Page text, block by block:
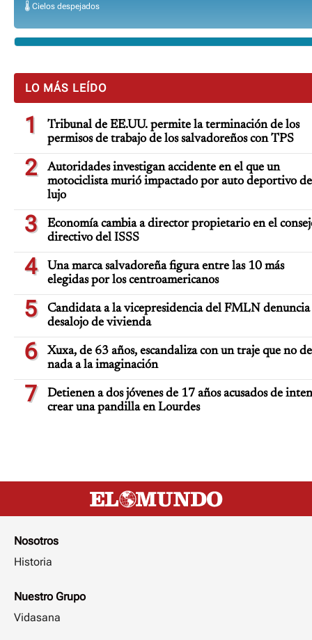
🌡️ Cielos despejados
LO MÁS LEÍDO
1
Tribunal de EE.UU. permite la terminación de los
permisos de trabajo de los salvadoreños con TPS
2
Autoridades investigan accidente en el que un
motociclista murió impactado por auto deportivo de
lujo
3
Economía cambia a director propietario en el
directivo del ISSS
4
Una marca salvadoreña figura entre las 10 más
elegidas por los centroamericanos
5
Candidata a la vicepresidencia del FMLN denuncia
desalojo de vivienda
6
Xuxa, de 63 años, escandaliza con un traje que no
nada a la imaginación
7
Detienen a dos jóvenes de 17 años acusados de
crear una pandilla en Lourdes
Nosotros
Historia
Nuestro Grupo
Vidasana